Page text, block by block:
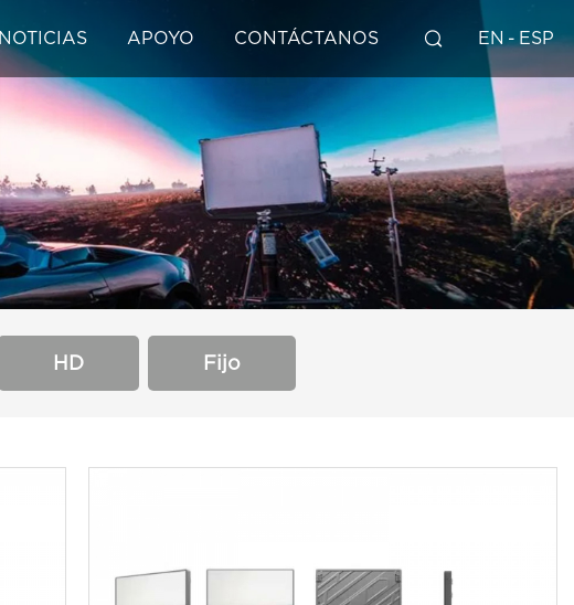
APOYO CONTÁCTANOS EN - ESP
HD Fijo